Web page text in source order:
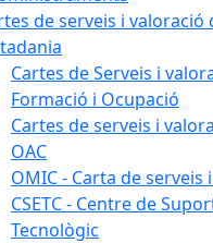
de serveis i valoració
Cartes de Serveis i
Formació i Ocupació
Cartes de serveis i
OAC
OMIC - Carta de serveis
CSETC - Centre de
Tecnològic